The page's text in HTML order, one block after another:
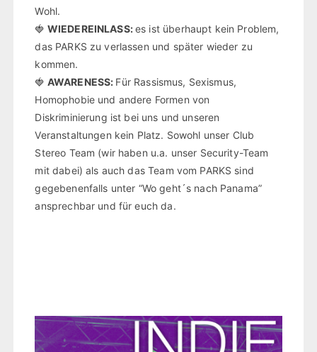
Wohl.
🍓 WIEDEREINLASS:es ist überhaupt kein Problem,
das PARKS zu verlassen und später wieder zu
kommen.
🍓 AWARENESS: Für Rassismus, Sexismus,
Homophobie und andere Formen von
Diskriminierung ist bei uns und unseren
Veranstaltungen kein Platz. Sowohl unser Club
Stereo Team (wir haben u.a. unser Security-Team
mit dabei) als auch das Team vom PARKS sind
gegebenenfalls unter “Wo geht´s nach Panama”
ansprechbar und für euch da.